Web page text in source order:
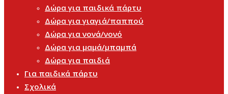
Δώρα για παιδικά πάρτυ
Δώρα για γιαγιά/παππού
Δώρα για νονά/νονό
Δώρα για μαμά/μπαμπά
Δώρα για παιδιά
Για παιδικά πάρτυ
Σχολικά